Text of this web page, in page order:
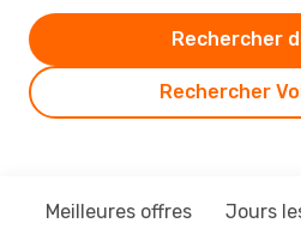
Rechercher
Rechercher
Meilleures offres Jours